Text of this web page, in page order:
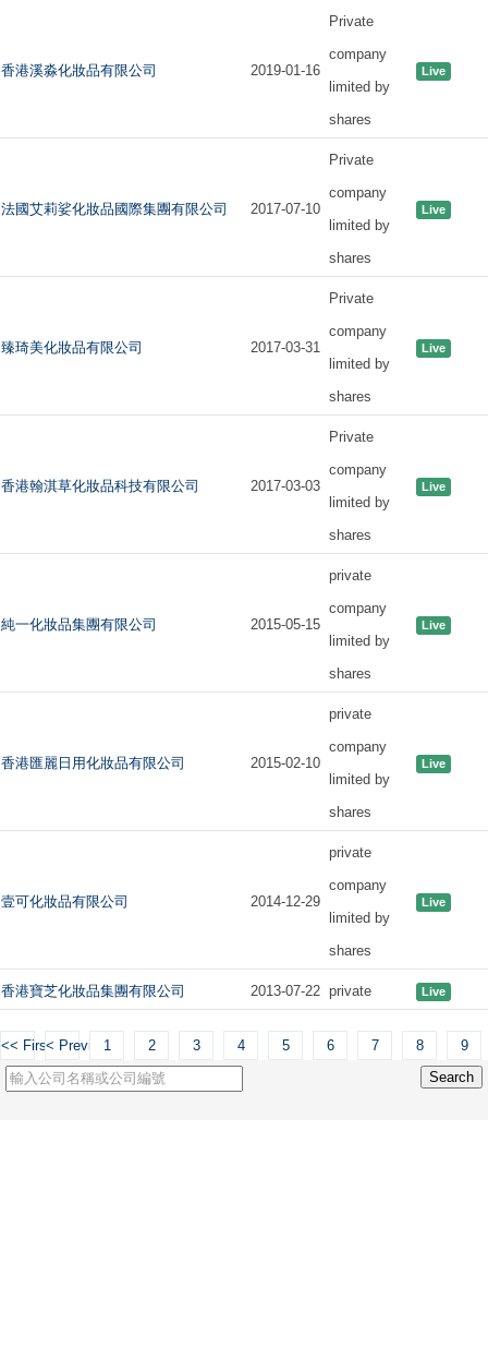
香港溪淼化妝品有限公司 2019-01-16
Private
company
limited by
shares
Live
法國艾莉娑化妝品國際集團有限公司 2017-07-10
Private
company
limited by
shares
Live
臻琦美化妝品有限公司 2017-03-31
Private
company
limited by
shares
Live
香港翰淇草化妝品科技有限公司 2017-03-03
Private
company
limited by
shares
Live
純一化妝品集團有限公司 2015-05-15
private
company
limited by
shares
Live
香港匯麗日用化妝品有限公司 2015-02-10
private
company
limited by
shares
Live
壹可化妝品有限公司 2014-12-29
private
company
limited by
shares
Live
香港寶芝化妝品集團有限公司 2013-07-22 private Live
<< First< Previous1 2 3 4 5 6 7 8 9